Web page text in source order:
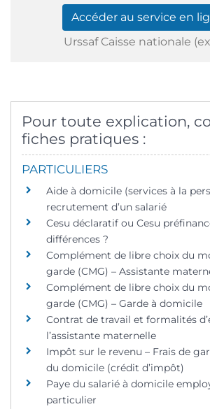
Accéder au service en
Urssaf Caisse nationale
Pour toute explication,
fiches pratiques :
PARTICULIERS
Aide à domicile (services à la
recrutement d’un salarié
Cesu déclaratif ou Cesu
différences ?
Complément de libre choix du
garde (CMG) – Assistante
Complément de libre choix du
garde (CMG) – Garde à domicile
Contrat de travail et formalités
l’assistante maternelle
Impôt sur le revenu – Frais de
du domicile (crédit d’impôt)
Paye du salarié à domicile
particulier